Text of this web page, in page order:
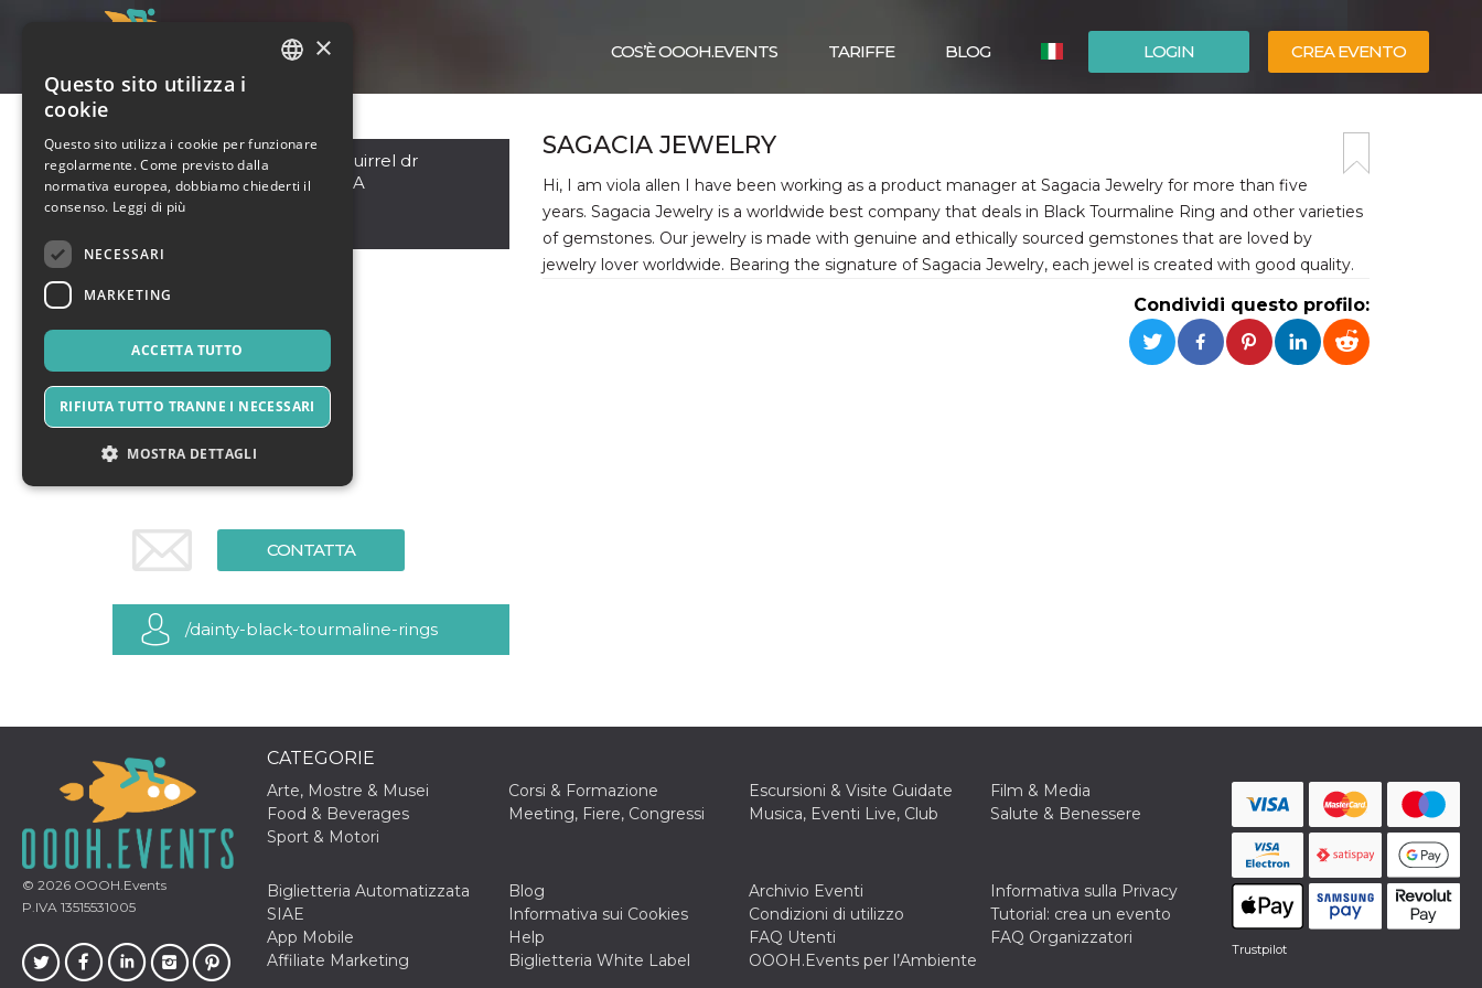
LOGIN CREA EVENTO
COS’È OOOH.EVENTS TARIFFE BLOG
Davenport,1508 fox squirrel dr
Davenport fl 33897 USA
33897
CONTATTA
/dainty-black-tourmaline-rings
SAGACIA JEWELRY
Hi, I am viola allen I have been working as a product manager at Sagacia Jewelry for more than five
years. Sagacia Jewelry is a worldwide best company that deals in Black Tourmaline Ring and other varieties
of gemstones. Our jewelry is made with genuine and ethically sourced gemstones that are loved by
jewelry lover worldwide. Bearing the signature of Sagacia Jewelry, each jewel is created with good quality.
Condividi questo profilo:
© 2026 OOOH.Events
P.IVA 13515531005
CATEGORIE
Arte, Mostre & Musei Corsi & Formazione Escursioni & Visite Guidate
Film & Media
Food & Beverages
Meeting, Fiere, Congressi Musica, Eventi Live, Club
Salute & Benessere
Sport & Motori
Biglietteria Automatizzata
SIAE
Blog Archivio Eventi
Informativa sulla Privacy
Informativa sui Cookies
Condizioni di utilizzo
Tutorial: crea un evento
App Mobile
Help FAQ Utenti
FAQ Organizzatori
Affiliate Marketing
Biglietteria White Label OOOH.Events per l’Ambiente
Trustpilot
×
Questo sito utilizza i
cookie
Questo sito utilizza i cookie per funzionare
regolarmente. Come previsto dalla
normativa europea, dobbiamo chiederti il
consenso. Leggi di più
NECESSARI
MARKETING
ACCETTA TUTTO
RIFIUTA TUTTO TRANNE I NECESSARI
MOSTRA DETTAGLI
Necessari Marketing
I cookie strettamente necessari o tecnici sono
servizi qui presenti non potranno funzionare
Provider /
Inc.
Cookie from
passed. It is
used to no
longer issue a
required to
wordpress_test_cookie
Automattic
Inc.
Sessione
Cookie di
Wordpress,